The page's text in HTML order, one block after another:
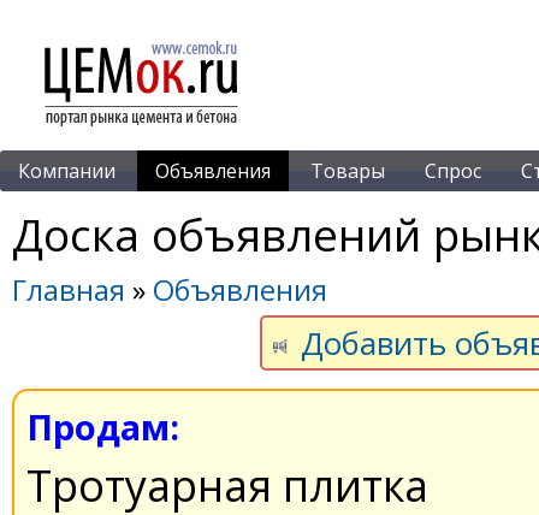
Компании Объявления Товары Спрос
Доска объявлений
Главная » Объявления
Добавить
Продам:
Тротуарная плитка